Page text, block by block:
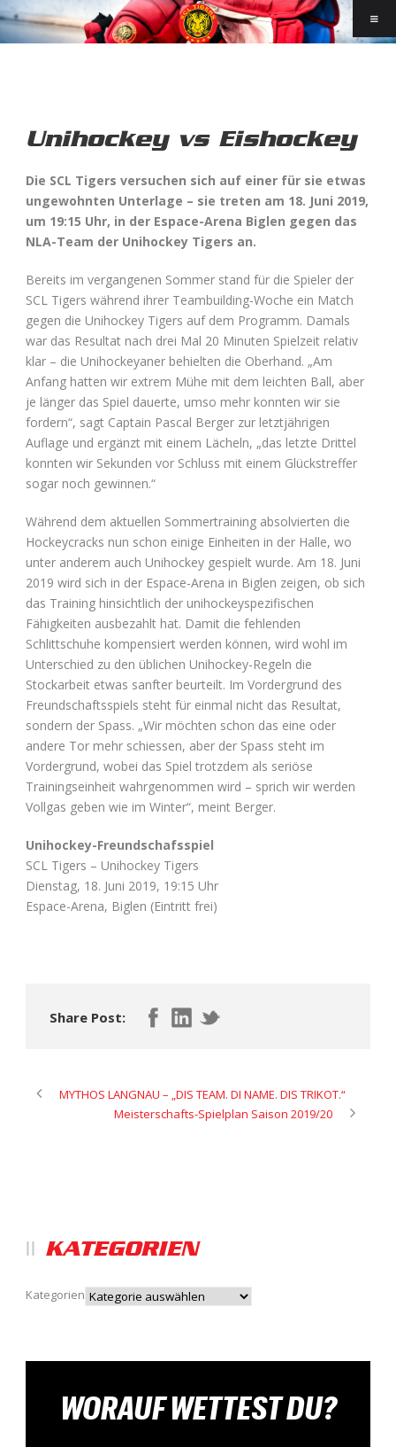
Unihockey vs Eishockey
Die SCL Tigers versuchen sich auf einer für sie etwas
ungewohnten Unterlage – sie treten am 18. Juni 2019,
um 19:15 Uhr, in der Espace-Arena Biglen gegen das
NLA-Team der Unihockey Tigers an.
Bereits im vergangenen Sommer stand für die Spieler der
SCL Tigers während ihrer Teambuilding-Woche ein Match
gegen die Unihockey Tigers auf dem Programm. Damals
war das Resultat nach drei Mal 20 Minuten Spielzeit relativ
klar – die Unihockeyaner behielten die Oberhand. „Am
Anfang hatten wir extrem Mühe mit dem leichten Ball, aber
je länger das Spiel dauerte, umso mehr konnten wir sie
fordern“, sagt Captain Pascal Berger zur letztjährigen
Auflage und ergänzt mit einem Lächeln, „das letzte Drittel
konnten wir Sekunden vor Schluss mit einem Glückstreffer
sogar noch gewinnen.“
Während dem aktuellen Sommertraining absolvierten die
Hockeycracks nun schon einige Einheiten in der Halle, wo
unter anderem auch Unihockey gespielt wurde. Am 18. Juni
2019 wird sich in der Espace-Arena in Biglen zeigen, ob sich
das Training hinsichtlich der unihockeyspezifischen
Fähigkeiten ausbezahlt hat. Damit die fehlenden
Schlittschuhe kompensiert werden können, wird wohl im
Unterschied zu den üblichen Unihockey-Regeln die
Stockarbeit etwas sanfter beurteilt. Im Vordergrund des
Freundschaftsspiels steht für einmal nicht das Resultat,
sondern der Spass. „Wir möchten schon das eine oder
andere Tor mehr schiessen, aber der Spass steht im
Vordergrund, wobei das Spiel trotzdem als seriöse
Trainingseinheit wahrgenommen wird – sprich wir werden
Vollgas geben wie im Winter“, meint Berger.
Unihockey-Freundschafsspiel
SCL Tigers – Unihockey Tigers
Dienstag, 18. Juni 2019, 19:15 Uhr
Espace-Arena, Biglen (Eintritt frei)
Share Post:
MYTHOS LANGNAU – „DIS TEAM. DI NAME. DIS TRIKOT.“
Meisterschafts-Spielplan Saison 2019/20
KATEGORIEN
Kategorien